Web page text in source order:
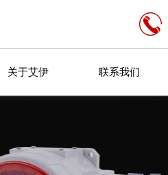
关于艾伊 联系我们